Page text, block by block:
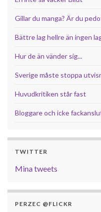
Gillar du manga? Är du
Bättre lag hellre än ingen
Hur de än vänder sig...
Sverige måste stoppa
Huvudkritiken står fast
Bloggare och icke
TWITTER
Mina tweets
PERZEC @FLICKR